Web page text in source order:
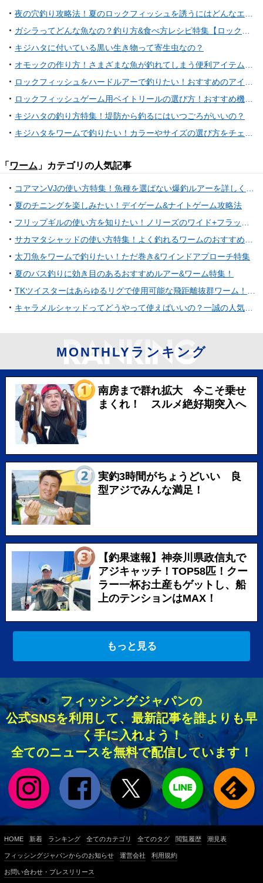
キジハタに付いている黒い生き物って寄生虫なの？
キジハタの釣り方特集！堤防から釣るにはいつごろがいいの？
「 ワーム 」カテゴリの人気記事
夏のチニングを楽しみたい！デイゲーム&ナイトゲーム攻略法
太刀魚をワームで釣りたい！ただ巻き&ワインドアプローチ特集
夏のバス釣りに効き目のあるおすすめルアー&ワーム特集！
MONTHLYランキング
南房まで群れ拡大 今こそ乗せ
まくれ！ スルメ絶好期突入へ
実釣3時間がちょうどいい 良
型アジでみんな満足！
【釣果速報】神奈川県政信丸で
アジキャッチ！TOP58匹！クー
ラー一杯お土産もゲットし、船
上のテンションはMAX！
もっと見る
フィッシングジャパンの
公式SNSを利用して、最新記事を誰よりも早
く手に入れよう！
全てのニュースを無料で配信しています！
HOME 新着 ランキング 全てのカテゴリ 全てのタグ 閲覧履歴 潮見表
フィッシングジャパンからのお知らせ 運営会社 利用規約
お問い合わせ・プレスリリース